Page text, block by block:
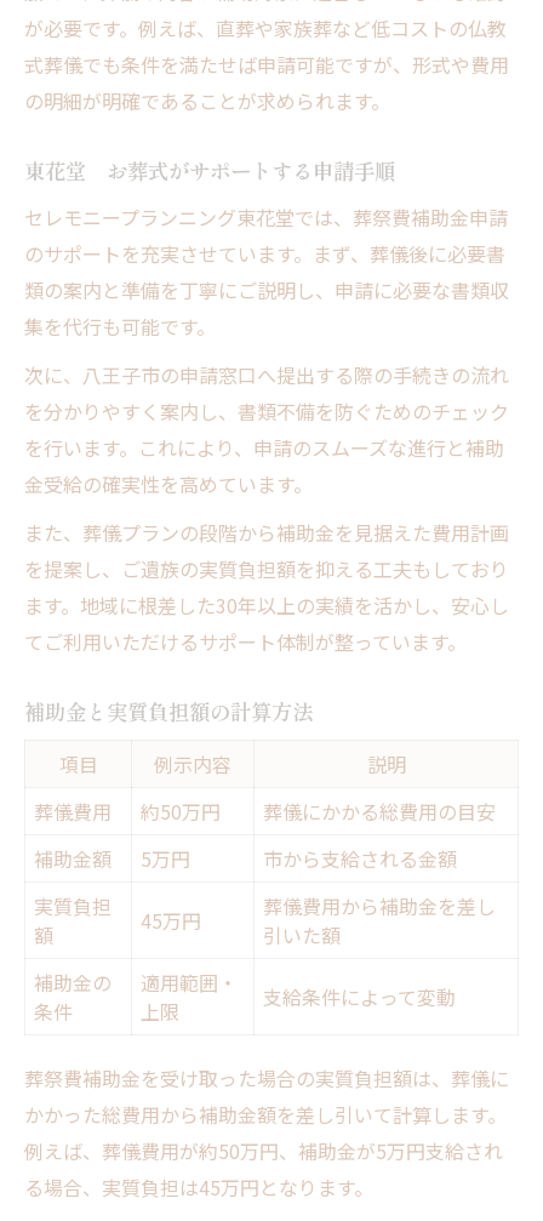
が必要です。例えば、直葬や家族葬など低コストの仏教
式葬儀でも条件を満たせば申請可能ですが、形式や費用
の明細が明確であることが求められます。
東花堂 お葬式がサポートする申請手順
セレモニープランニング東花堂では、葬祭費補助金申請
のサポートを充実させています。まず、葬儀後に必要書
類の案内と準備を丁寧にご説明し、申請に必要な書類収
集を代行も可能です。
次に、八王子市の申請窓口へ提出する際の手続きの流れ
を分かりやすく案内し、書類不備を防ぐためのチェック
を行います。これにより、申請のスムーズな進行と補助
金受給の確実性を高めています。
また、葬儀プランの段階から補助金を見据えた費用計画
を提案し、ご遺族の実質負担額を抑える工夫もしており
ます。地域に根差した30年以上の実績を活かし、安心し
てご利用いただけるサポート体制が整っています。
補助金と実質負担額の計算方法
項目 例示内容
説明
葬儀費用
約50万円
葬儀にかかる総費用の目安
補助金額
5万円
市から支給される金額
実質負担
額
45万円
葬儀費用から補助金を差し
引いた額
補助金の
条件
適用範囲・
上限
支給条件によって変動
葬祭費補助金を受け取った場合の実質負担額は、葬儀に
かかった総費用から補助金額を差し引いて計算します。
例えば、葬儀費用が約50万円、補助金が5万円支給され
る場合、実質負担は45万円となります。